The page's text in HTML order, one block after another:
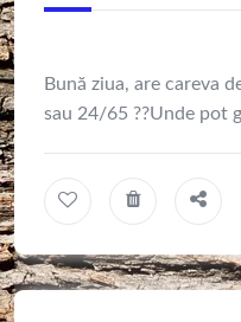
Bună ziua, are careva
sau 24/65 ??Unde pot